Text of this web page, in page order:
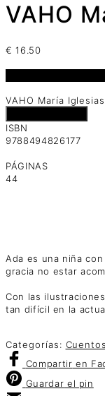
VAHO
€ 16.50
VAHO María
ISBN
9788494826177
PÁGINAS
44
Ada es una niña
gracia no estar
Con las
tan difícil en la
Categorías: Cuentos
Compartir en
Guardar el pin